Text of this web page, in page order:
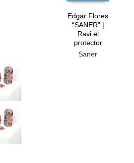
Edgar Flores
“SANER” |
Ravi el
protector
Saner